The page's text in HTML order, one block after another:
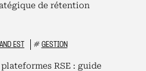
de rétention
EST # GESTION
RSE : guide